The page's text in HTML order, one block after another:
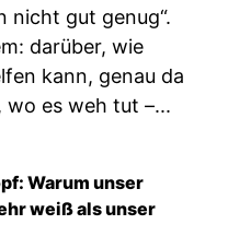
nicht gut genug“.
darüber, wie
kann, genau da
wo es weh tut –...
Warum unser
weiß als unser